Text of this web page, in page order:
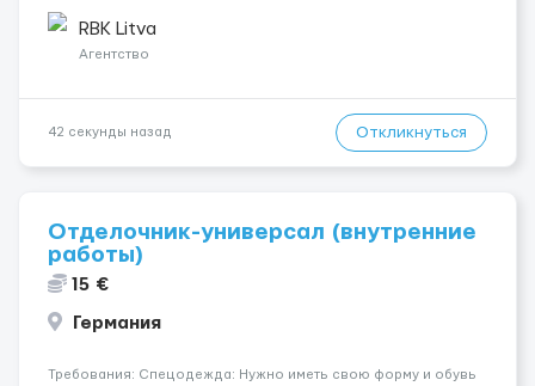
рефрижераторах. В среднем 400–500 км в день. Погрузки и
разгрузки ...
RBK Litva
Агентство
42 секунды назад Откликнуться
Отделочник-универсал (внутренние
работы)
15 €
Германия
Требования: Спецодежда: Нужно иметь свою форму и обувь